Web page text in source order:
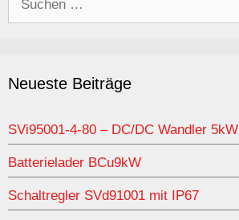
Neueste Beiträge
SVi95001-4-80 – DC/DC Wandler 5kW
Batterielader BCu9kW
Schaltregler SVd91001 mit IP67